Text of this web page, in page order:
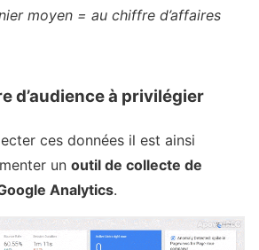
moyen = au chiffre d’affaires
d’audience à privilégier
ces données il est ainsi
un outil de collecte de
Analytics.